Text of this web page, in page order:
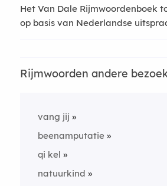
Het Van Dale Rijmwoordenboek
op basis van Nederlandse
Rijmwoorden andere
vang jij
beenamputatie
qi kel
natuurkind